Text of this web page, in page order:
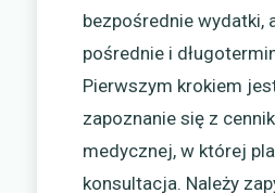
bezpośrednie wydatki,
pośrednie i
Pierwszym krokiem
zapoznanie się z
medycznej, w której
konsultacja. Należy